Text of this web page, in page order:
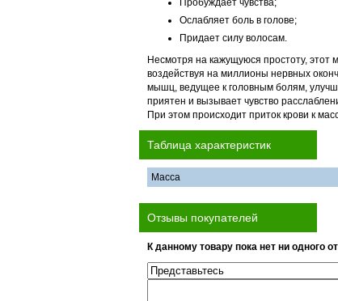
Пробуждает чувства;
Ослабляет боль в голове;
Придает силу волосам.
Несмотря на кажущуюся простоту,
воздействуя на миллионы нервных
мышц, ведущее к головным болям,
приятен и вызывает чувство
При этом происходит приток крови к
Таблица характеристик
Масса
Отзывы покупателей
К данному товару пока нет ни одного